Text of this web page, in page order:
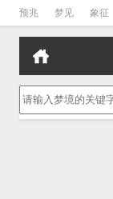
预兆 梦见 象征
孕妇 孩子 吵架